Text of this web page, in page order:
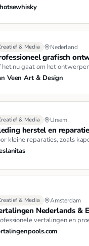
& Media Nederland
grafisch
het nu gaat om het
Veen Art & Design
& Media Ursem
herstel en reparatie
kleine reparaties, zoals
& Media Amsterdam
Nederlands &
vertalingen en